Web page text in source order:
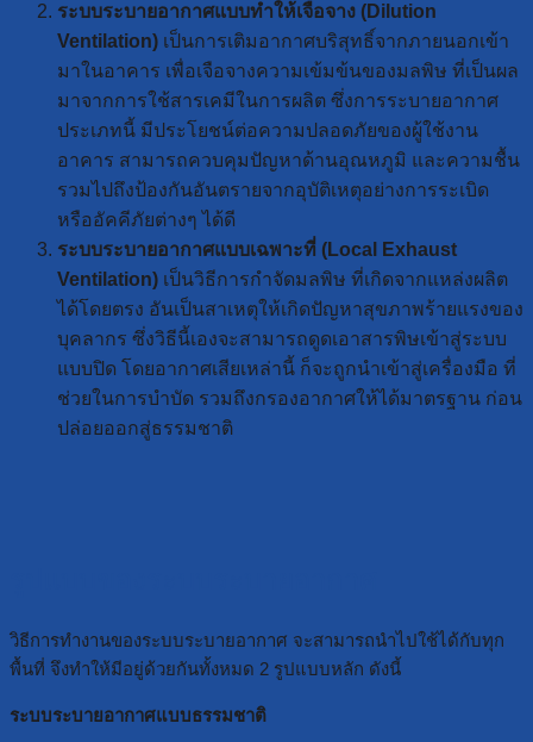
ระบบระบายอากาศแบบทำให้เจือจาง (Dilution
Ventilation) เป็นการเติมอากาศบริสุทธิ์จากภายนอกเข้า
มาในอาคาร เพื่อเจือจางความเข้มข้นของมลพิษ ที่เป็นผล
มาจากการใช้สารเคมีในการผลิต ซึ่งการระบายอากาศ
ประเภทนี้ มีประโยชน์ต่อความปลอดภัยของผู้ใช้งาน
อาคาร สามารถควบคุมปัญหาด้านอุณหภูมิ และความชื้น
รวมไปถึงป้องกันอันตรายจากอุบัติเหตุอย่างการระเบิด
หรืออัคคีภัยต่างๆ ได้ดี
ระบบระบายอากาศแบบเฉพาะที่ (Local Exhaust
Ventilation) เป็นวิธีการกำจัดมลพิษ ที่เกิดจากแหล่งผลิต
ได้โดยตรง อันเป็นสาเหตุให้เกิดปัญหาสุขภาพร้ายแรงของ
บุคลากร ซึ่งวิธีนี้เองจะสามารถดูดเอาสารพิษเข้าสู่ระบบ
แบบปิด โดยอากาศเสียเหล่านี้ ก็จะถูกนำเข้าสู่เครื่องมือ ที่
ช่วยในการบำบัด รวมถึงกรองอากาศให้ได้มาตรฐาน ก่อน
ปล่อยออกสู่ธรรมชาติ
วิธีการทำงานของระบบระบายอากาศ จะสามารถนำไปใช้ได้กับทุก
พื้นที่ จึงทำให้มีอยู่ด้วยกันทั้งหมด 2 รูปแบบหลัก ดังนี้
ระบบระบายอากาศแบบธรรมชาติ